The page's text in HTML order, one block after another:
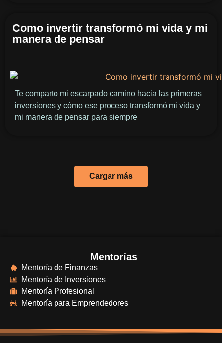
Como invertir transformó mi vida y mi
manera de pensar
Te comparto mi escarpado camino hacia las primeras
inversiones y cómo ese proceso transformó mi vida y
mi manera de pensar para siempre
Cargar más
Mentorías
Mentoría de Finanzas
Mentoría de Inversiones
Mentoría Profesional
Mentoría para Emprendedores